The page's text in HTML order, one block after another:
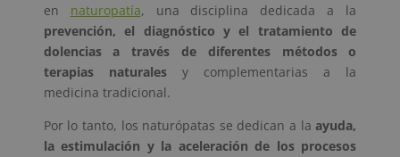
en naturopatía, una disciplina dedicada a la
prevención, el diagnóstico y el tratamiento de
dolencias a través de diferentes métodos o
terapias naturales y complementarias a la
medicina tradicional.
Por lo tanto, los naturópatas se dedican a laayuda,
la estimulación y la aceleración de los procesos